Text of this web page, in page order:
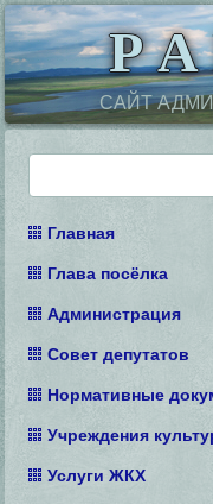
Р
САЙТ
Главная
Глава посёлка
Администрация
Совет депутатов
Нормативные
Учреждения
Услуги ЖКХ